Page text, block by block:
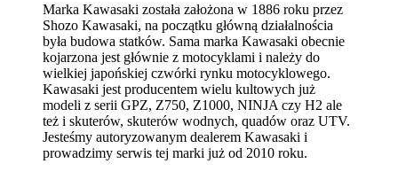
Marka Kawasaki została założona w 1886 roku przez
Shozo Kawasaki, na początku główną działalnościa
była budowa statków. Sama marka Kawasaki obecnie
kojarzona jest głównie z motocyklami i należy do
wielkiej japońskiej czwórki rynku motocyklowego.
Kawasaki jest producentem wielu kultowych już
modeli z serii GPZ, Z750, Z1000, NINJA czy H2 ale
też i skuterów, skuterów wodnych, quadów oraz UTV.
Jesteśmy autoryzowanym dealerem Kawasaki i
prowadzimy serwis tej marki już od 2010 roku.